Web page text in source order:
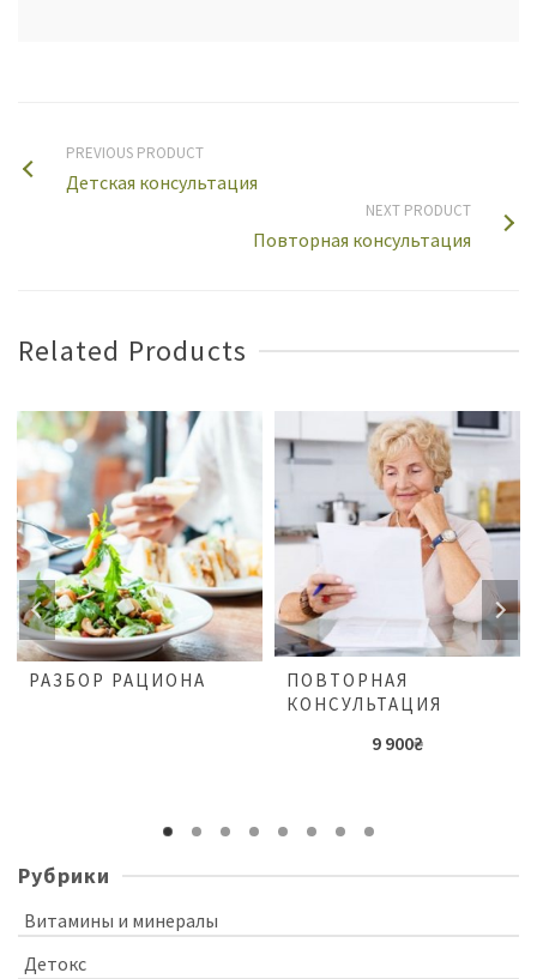
PREVIOUS PRODUCT
Детская консультация
NEXT PRODUCT
Повторная консультация
Related Products
РАЗБОР РАЦИОНА
ПОВТОРНАЯ
КОНСУЛЬТАЦИЯ
9 900₴
Рубрики
Витамины и минералы
Детокс